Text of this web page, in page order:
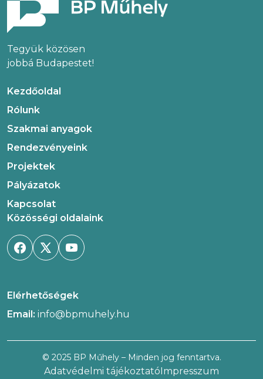
Tegyük közösen
jobbá Budapestet!
Kezdőoldal
Rólunk
Szakmai anyagok
Rendezvényeink
Projektek
Pályázatok
Kapcsolat
Közösségi oldalaink
Elérhetőségek
Email: info@bpmuhely.hu
© 2025 BP Műhely – Minden jog fenntartva.
Adatvédelmi tájékoztató Impresszum